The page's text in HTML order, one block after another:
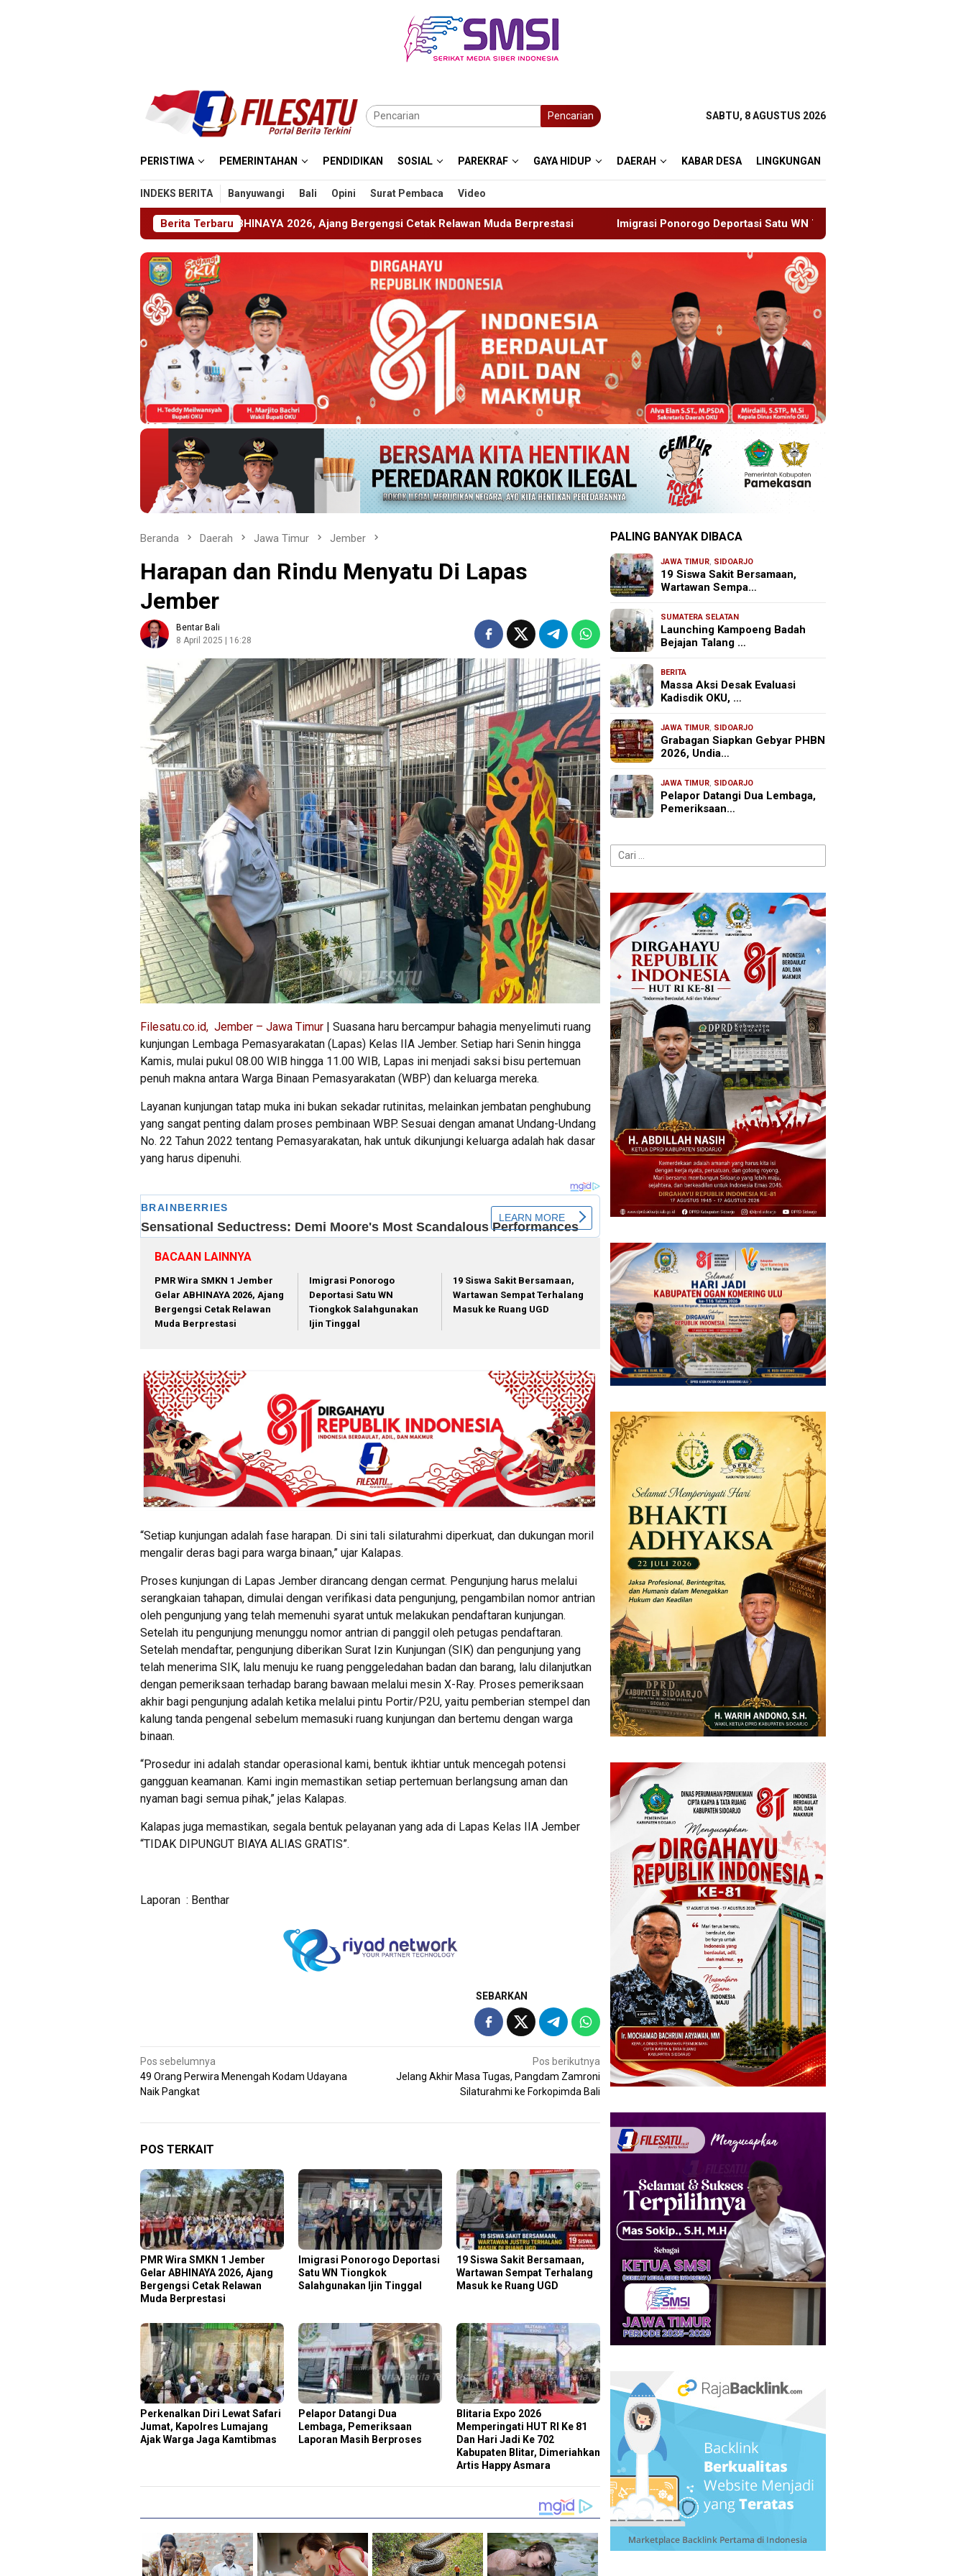
Pencarian SABTU, 8 AGUSTUS 2026
PERISTIWA PEMERINTAHAN PENDIDIKAN SOSIAL PAREKRAF GAYA HIDUP DAERAH KABAR DESA LINGKUNGAN
INDEKS BERITA Banyuwangi Bali Opini Surat Pembaca Video
Berita Terbaru
Jember Gelar ABHINAYA 2026, Ajang Bergengsi Cetak Relawan Muda Berprestasi Imigrasi Ponorogo Deportasi Satu WN Tiongkok Salahgunakan Ijin Tinggal
Beranda Daerah Jawa Timur Jember
Harapan dan Rindu Menyatu Di Lapas
Jember
Bentar Bali
8 April 2025 | 16:28
Filesatu.co.id, Jember – Jawa Timur | Suasana haru bercampur bahagia menyelimuti ruang
kunjungan Lembaga Pemasyarakatan (Lapas) Kelas IIA Jember. Setiap hari Senin hingga
Kamis, mulai pukul 08.00 WIB hingga 11.00 WIB, Lapas ini menjadi saksi bisu pertemuan
penuh makna antara Warga Binaan Pemasyarakatan (WBP) dan keluarga mereka.
Layanan kunjungan tatap muka ini bukan sekadar rutinitas, melainkan jembatan penghubung
yang sangat penting dalam proses pembinaan WBP. Sesuai dengan amanat Undang-Undang
No. 22 Tahun 2022 tentang Pemasyarakatan, hak untuk dikunjungi keluarga adalah hak dasar
yang harus dipenuhi.
BACAAN LAINNYA
PMR Wira SMKN 1 Jember
Gelar ABHINAYA 2026, Ajang
Bergengsi Cetak Relawan
Muda Berprestasi
Imigrasi Ponorogo
Deportasi Satu WN
Tiongkok Salahgunakan
Ijin Tinggal
19 Siswa Sakit Bersamaan,
Wartawan Sempat Terhalang
Masuk ke Ruang UGD
“Setiap kunjungan adalah fase harapan. Di sini tali silaturahmi diperkuat, dan dukungan moril
mengalir deras bagi para warga binaan,” ujar Kalapas.
Proses kunjungan di Lapas Jember dirancang dengan cermat. Pengunjung harus melalui
serangkaian tahapan, dimulai dengan verifikasi data pengunjung, pengambilan nomor antrian
oleh pengunjung yang telah memenuhi syarat untuk melakukan pendaftaran kunjungan.
Setelah itu pengunjung menunggu nomor antrian di panggil oleh petugas pendaftaran.
Setelah mendaftar, pengunjung diberikan Surat Izin Kunjungan (SIK) dan pengunjung yang
telah menerima SIK, lalu menuju ke ruang penggeledahan badan dan barang, lalu dilanjutkan
dengan pemeriksaan terhadap barang bawaan melalui mesin X-Ray. Proses pemeriksaan
akhir bagi pengunjung adalah ketika melalui pintu Portir/P2U, yaitu pemberian stempel dan
kalung tanda pengenal sebelum memasuki ruang kunjungan dan bertemu dengan warga
binaan.
“Prosedur ini adalah standar operasional kami, bentuk ikhtiar untuk mencegah potensi
gangguan keamanan. Kami ingin memastikan setiap pertemuan berlangsung aman dan
nyaman bagi semua pihak,” jelas Kalapas.
Kalapas juga memastikan, segala bentuk pelayanan yang ada di Lapas Kelas IIA Jember
“TIDAK DIPUNGUT BIAYA ALIAS GRATIS”.
Laporan : Benthar
SEBARKAN
Navigasi
pos
Pos sebelumnya
49 Orang Perwira Menengah Kodam Udayana
Naik Pangkat
Pos berikutnya
Jelang Akhir Masa Tugas, Pangdam Zamroni
Silaturahmi ke Forkopimda Bali
POS TERKAIT
PMR Wira SMKN 1 Jember
Gelar ABHINAYA 2026, Ajang
Bergengsi Cetak Relawan
Muda Berprestasi
Imigrasi Ponorogo Deportasi
Satu WN Tiongkok
Salahgunakan Ijin Tinggal
19 Siswa Sakit Bersamaan,
Wartawan Sempat Terhalang
Masuk ke Ruang UGD
Perkenalkan Diri Lewat Safari
Jumat, Kapolres Lumajang
Ajak Warga Jaga Kamtibmas
Pelapor Datangi Dua
Lembaga, Pemeriksaan
Laporan Masih Berproses
Blitaria Expo 2026
Memperingati HUT RI Ke 81
Dan Hari Jadi Ke 702
Kabupaten Blitar, Dimeriahkan
Artis Happy Asmara
PALING BANYAK DIBACA
JAWA TIMUR, SIDOARJO
19 Siswa Sakit Bersamaan,
Wartawan Sempa…
SUMATERA SELATAN
Launching Kampoeng Badah
Bejajan Talang …
BERITA
Massa Aksi Desak Evaluasi
Kadisdik OKU, …
JAWA TIMUR, SIDOARJO
Grabagan Siapkan Gebyar PHBN
2026, Undia…
JAWA TIMUR, SIDOARJO
Pelapor Datangi Dua Lembaga,
Pemeriksaan…
Cari
untuk: